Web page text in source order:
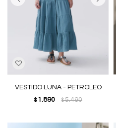
VESTIDO LUNA - PETROLEO
$ 1.890 $5.490